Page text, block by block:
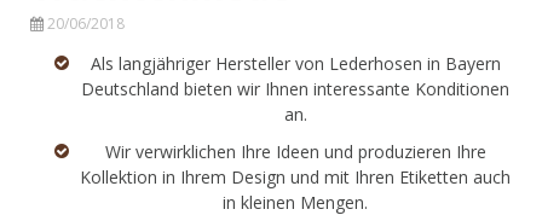
20/06/2018
Als langjähriger Hersteller von Lederhosen in Bayern
Deutschland bieten wir Ihnen interessante Konditionen
an.
Wir verwirklichen Ihre Ideen und produzieren Ihre
Kollektion in Ihrem Design und mit Ihren Etiketten auch
in kleinen Mengen.